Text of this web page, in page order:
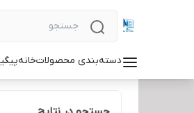
دسته‌بندی محصولاتخانه